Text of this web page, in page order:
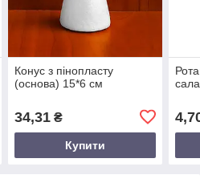
Конус з пінопласту
(основа) 15*6 см
34,31₴
Купити